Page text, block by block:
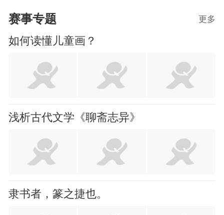
赛事专题 更多
如何读懂儿童画？
浅析古代文学《聊斋志异》
隶书者，篆之捷也。